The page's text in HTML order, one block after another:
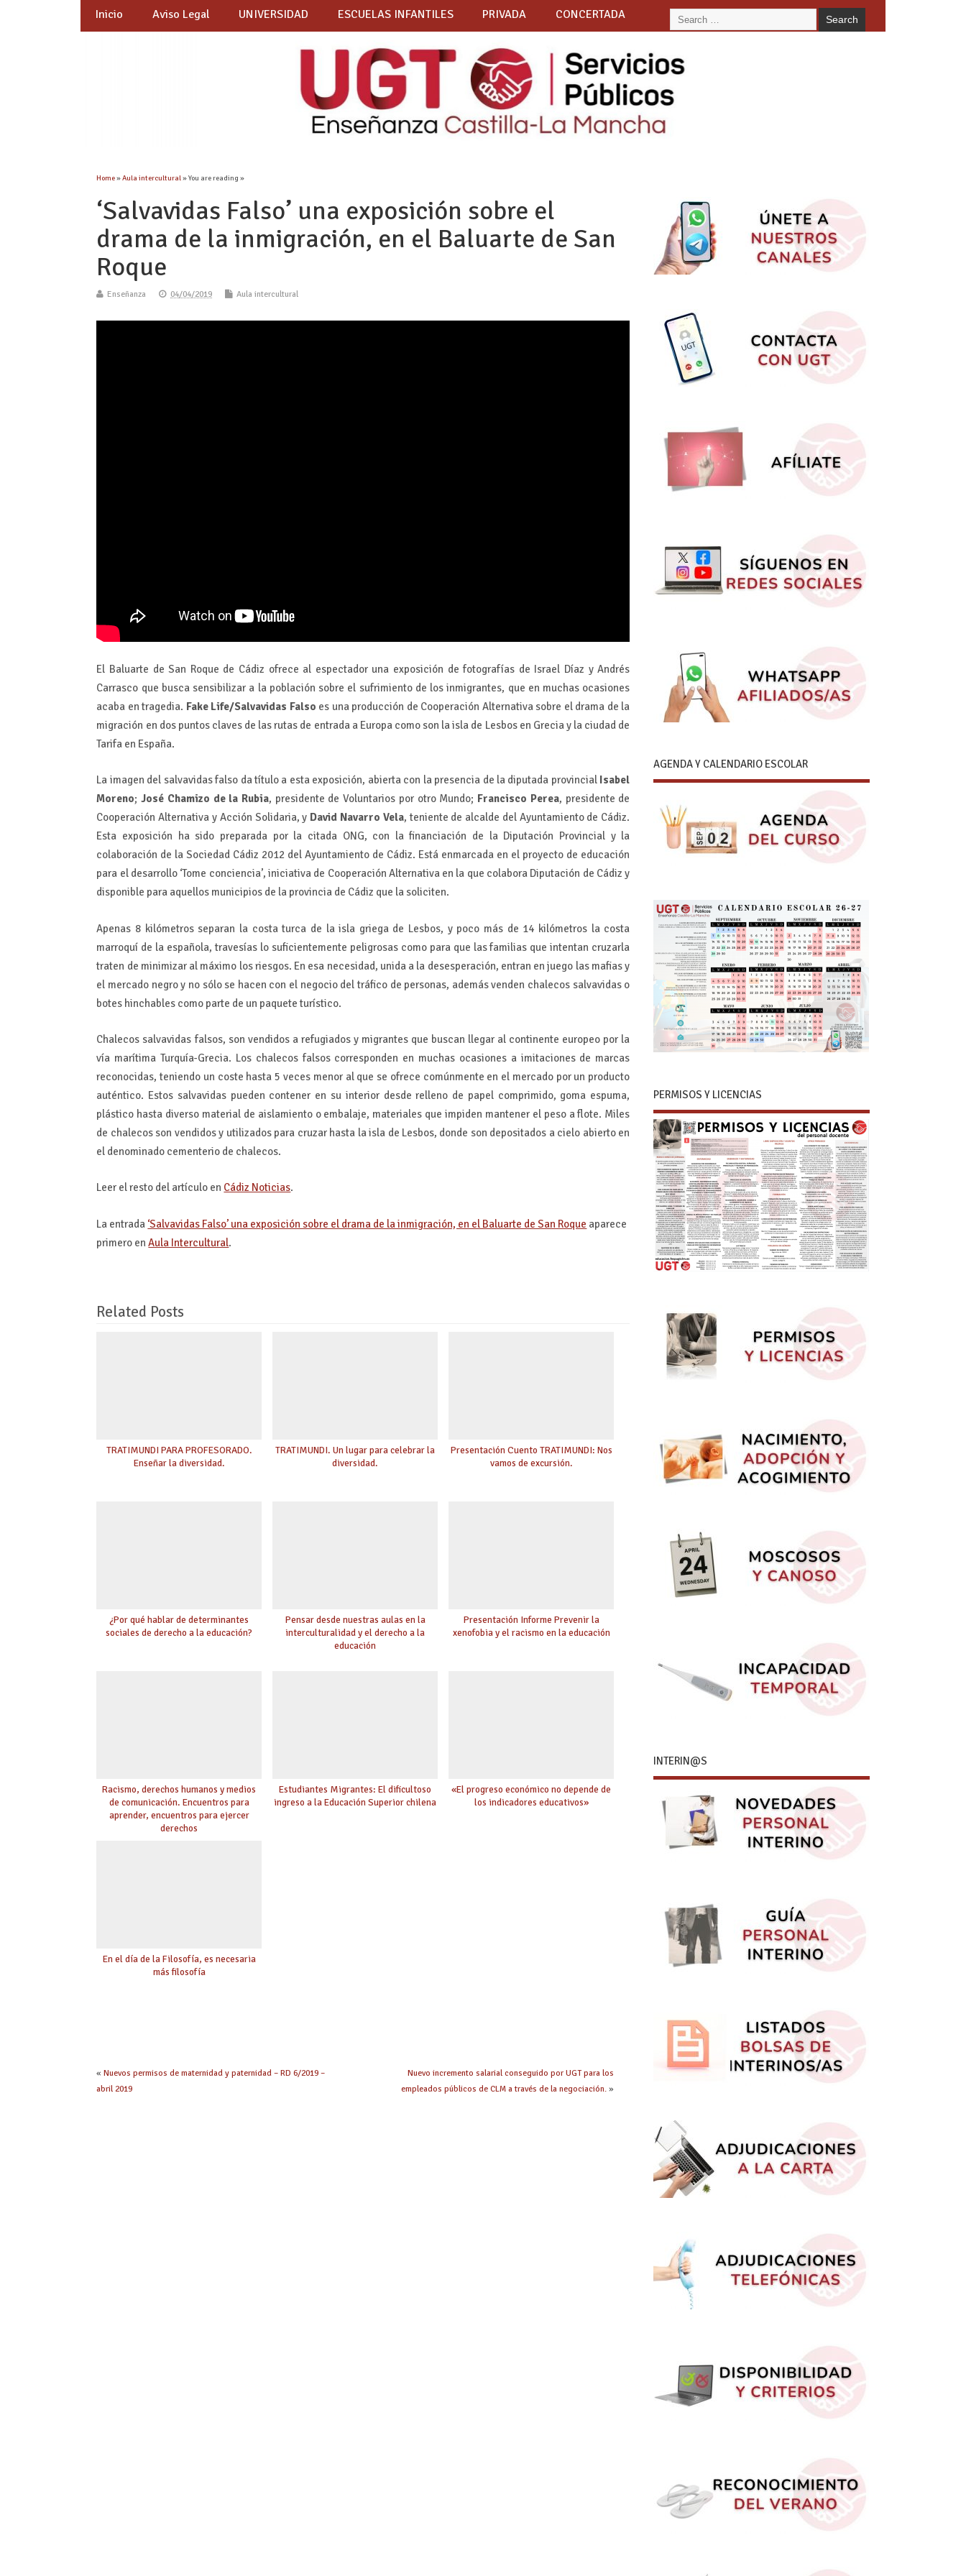
Inicio Aviso Legal UNIVERSIDAD ESCUELAS INFANTILES PRIVADA CONCERTADA
Home»Aula intercultural» You are reading »
‘Salvavidas Falso’ una exposición sobre el
drama de la inmigración, en el Baluarte de San
Roque
Enseñanza 04/04/2019 Aula intercultural
El Baluarte de San Roque de Cádiz ofrece al espectador una exposición de fotografías de Israel Díaz y Andrés
Carrasco que busca sensibilizar a la población sobre el sufrimiento de los inmigrantes, que en muchas ocasiones
acaba en tragedia. Fake Life/Salvavidas Falso es una producción de Cooperación Alternativa sobre el drama de la
migración en dos puntos claves de las rutas de entrada a Europa como son la isla de Lesbos en Grecia y la ciudad de
Tarifa en España.
La imagen del salvavidas falso da título a esta exposición, abierta con la presencia de la diputada provincial Isabel
Moreno;José Chamizo de la Rubia, presidente de Voluntarios por otro Mundo; Francisco Perea, presidente de
Cooperación Alternativa y Acción Solidaria, y David Navarro Vela, teniente de alcalde del Ayuntamiento de Cádiz.
Esta exposición ha sido preparada por la citada ONG, con la financiación de la Diputación Provincial y la
colaboración de la Sociedad Cádiz 2012 del Ayuntamiento de Cádiz. Está enmarcada en el proyecto de educación
para el desarrollo ‘Tome conciencia’, iniciativa de Cooperación Alternativa en la que colabora Diputación de Cádiz y
disponible para aquellos municipios de la provincia de Cádiz que la soliciten.
Apenas 8 kilómetros separan la costa turca de la isla griega de Lesbos, y poco más de 14 kilómetros la costa
marroquí de la española, travesías lo suficientemente peligrosas como para que las familias que intentan cruzarla
traten de minimizar al máximo los riesgos. En esa necesidad, unida a la desesperación, entran en juego las mafias y
el mercado negro y no sólo se hacen con el negocio del tráfico de personas, además venden chalecos salvavidas o
botes hinchables como parte de un paquete turístico.
Chalecos salvavidas falsos, son vendidos a refugiados y migrantes que buscan llegar al continente europeo por la
vía marítima Turquía-Grecia. Los chalecos falsos corresponden en muchas ocasiones a imitaciones de marcas
reconocidas, teniendo un coste hasta 5 veces menor al que se ofrece comúnmente en el mercado por un producto
auténtico. Estos salvavidas pueden contener en su interior desde relleno de papel comprimido, goma espuma,
plástico hasta diverso material de aislamiento o embalaje, materiales que impiden mantener el peso a flote. Miles
de chalecos son vendidos y utilizados para cruzar hasta la isla de Lesbos, donde son depositados a cielo abierto en
el denominado cementerio de chalecos.
Leer el resto del artículo en Cádiz Noticias.
La entrada ‘Salvavidas Falso’ una exposición sobre el drama de la inmigración, en el Baluarte de San Roque aparece
primero enAula Intercultural.
Related Posts
TRATIMUNDI PARA PROFESORADO.
Enseñar la diversidad.
TRATIMUNDI. Un lugar para celebrar la
diversidad.
Presentación Cuento TRATIMUNDI: Nos
vamos de excursión.
¿Por qué hablar de determinantes
sociales de derecho a la educación?
Pensar desde nuestras aulas en la
interculturalidad y el derecho a la
educación
Presentación Informe Prevenir la
xenofobia y el racismo en la educación
Racismo, derechos humanos y medios
de comunicación. Encuentros para
aprender, encuentros para ejercer
derechos
Estudiantes Migrantes: El dificultoso
ingreso a la Educación Superior chilena
«El progreso económico no depende de
los indicadores educativos»
En el día de la Filosofía, es necesaria
más filosofía
«Nuevos permisos de maternidad y paternidad – RD 6/2019 –
abril 2019
Nuevo incremento salarial conseguido por UGT para los
empleados públicos de CLM a través de la negociación. »
AGENDA Y CALENDARIO ESCOLAR
PERMISOS Y LICENCIAS
INTERIN@S